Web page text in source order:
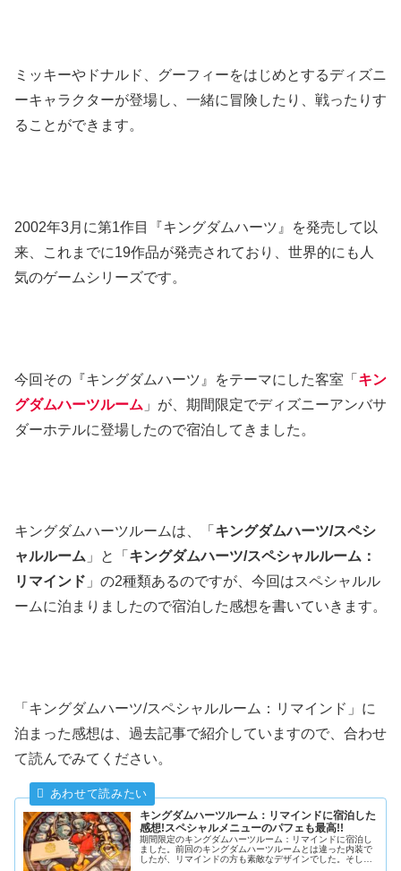
ミッキーやドナルド、グーフィーをはじめとするディズニ
ーキャラクターが登場し、一緒に冒険したり、戦ったりす
ることができます。
2002年3月に第1作目『キングダムハーツ』を発売して以
来、これまでに19作品が発売されており、世界的にも人
気のゲームシリーズです。
今回その『キングダムハーツ』をテーマにした客室「 キン
グダムハーツルーム 」が、期間限定でディズニーアンバサ
ダーホテルに登場したので宿泊してきました。
キングダムハーツルームは、「 キングダムハーツ/スペシ
ャルルーム 」と「 キングダムハーツ/スペシャルルーム：
リマインド 」の2種類あるのですが、今回はスペシャルル
ームに泊まりましたので宿泊した感想を書いていきます。
「キングダムハーツ/スペシャルルーム：リマインド」に
泊まった感想は、過去記事で紹介していますので、合わせ
て読んでみてください。
キングダムハーツルーム：リマインドに宿泊した
感想!スペシャルメニューのパフェも最高!!
期間限定のキングダムハーツルーム：リマインドに宿泊し
ました。前回のキングダムハーツルームとは違った内装で
したが、リマインドの方も素敵なデザインでした。そし